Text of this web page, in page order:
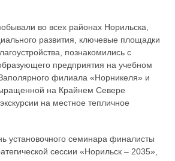
во всех районах Норильска,
развития, ключевые площадки
познакомились с
предприятия на учебном
филиала «Норникеля» и
на Крайнем Севере
на местное тепличное
установочного семинара финалисты
сессии «Норильск – 2035»,